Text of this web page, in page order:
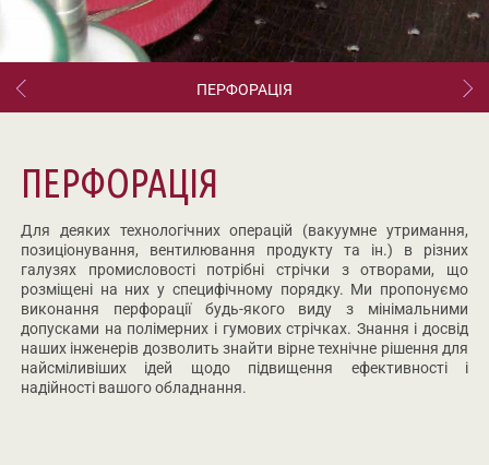
ПЕРФОРАЦІЯ
ПЕРФОРАЦІЯ
Для деяких технологічних операцій (вакуумне утримання,
позиціонування, вентилювання продукту та ін.) в різних
галузях промисловості потрібні стрічки з отворами, що
розміщені на них у специфічному порядку. Ми пропонуємо
виконання перфорації будь-якого виду з мінімальними
допусками на полімерних і гумових стрічках. Знання і досвід
наших інженерів дозволить знайти вірне технічне рішення для
найсміливіших ідей щодо підвищення ефективності і
надійності вашого обладнання.